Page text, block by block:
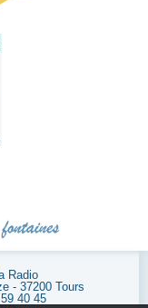
Radio
- 37200 Tours
40 45